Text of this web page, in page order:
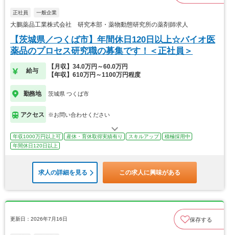
正社員 一般企業
大鵬薬品工業株式会社 研究本部・薬物動態研究所の薬剤師求人
【茨城県／つくば市】年間休日120日以上☆バイオ医
薬品のプロセス研究職の募集です！＜正社員＞
給与
【月収】34.0万円～60.0万円
【年収】610万円～1100万円程度
勤務地 茨城県 つくば市
アクセス ※お問い合わせください
年収1000万円以上可 産休・育休取得実績有り スキルアップ
積極採用中
年間休日120日以上
求人の詳細を見る この求人に興味がある
更新日：2026年7月16日 保存する